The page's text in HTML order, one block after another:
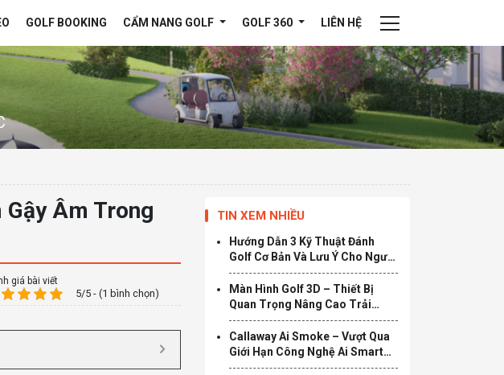
GOLF BOOKING CẨM NANG GOLF GOLF 360 LIÊN HỆ
Âm Trong
giá bài viết
5/5 - (1 bình chọn)
TIN XEM NHIỀU
Hướng Dẫn 3 Kỹ Thuật Đánh
Golf Cơ Bản Và Lưu Ý Cho Người
Mới Chơi
Màn Hình Golf 3D – Thiết Bị
Quan Trọng Nâng Cao Trải
Nghiệm Golf
Callaway Ai Smoke – Vượt Qua
Giới Hạn Công Nghệ Ai Smart
Face Giải Phóng “Lối Mòn”